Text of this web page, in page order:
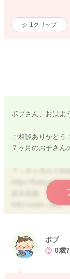
1 クリップ
ボブさん、おはよ
ご相談ありがとう
７ヶ月のお子さん
https://baby-
5倍がゆ50～80g
またはパンがゆ５
またはいも類20～
ボブ
0歳7